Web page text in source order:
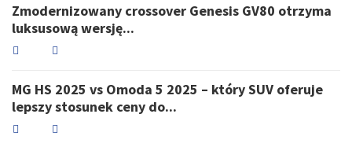
Zmodernizowany crossover Genesis GV80 otrzyma
luksusową wersję...
MG HS 2025 vs Omoda 5 2025 – który SUV oferuje
lepszy stosunek ceny do...